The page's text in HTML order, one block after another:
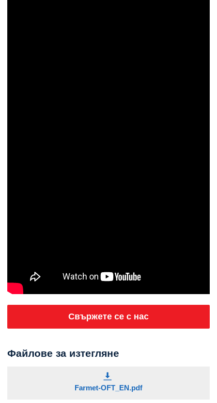
Свържете се с нас
Файлове за изтегляне
Farmet-OFT_EN.pdf